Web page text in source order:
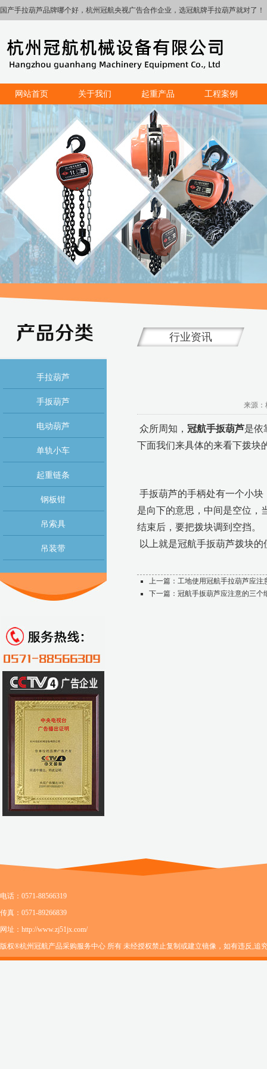
国产手拉葫芦品牌哪个好，杭州冠航央视广告合作企业，选冠航牌手拉葫芦就对了！
网站首页 关于我们 起重产品 工程案例
手拉葫芦
手扳葫芦
电动葫芦
单轨小车
起重链条
钢板钳
吊索具
吊装带
行业资讯
来源：
众所周知， 冠航手扳葫芦是依
下面我们来具体的来看下拨块
手扳葫芦的手柄处有一个小
是向下的意思，中间是空位，
结束后，要把拨块调到空挡。
以上就是冠航手扳葫芦拨块
上一篇： 工地使用冠航手拉葫芦应注
下一篇： 冠航手扳葫芦应注意的三个
电话：0571-88566319
传真：0571-89266839
网址：http://www.zj51jx.com/
版权®杭州冠航产品采购服务中心 所有 未经授权禁止复制或建立镜像，如有违反,追